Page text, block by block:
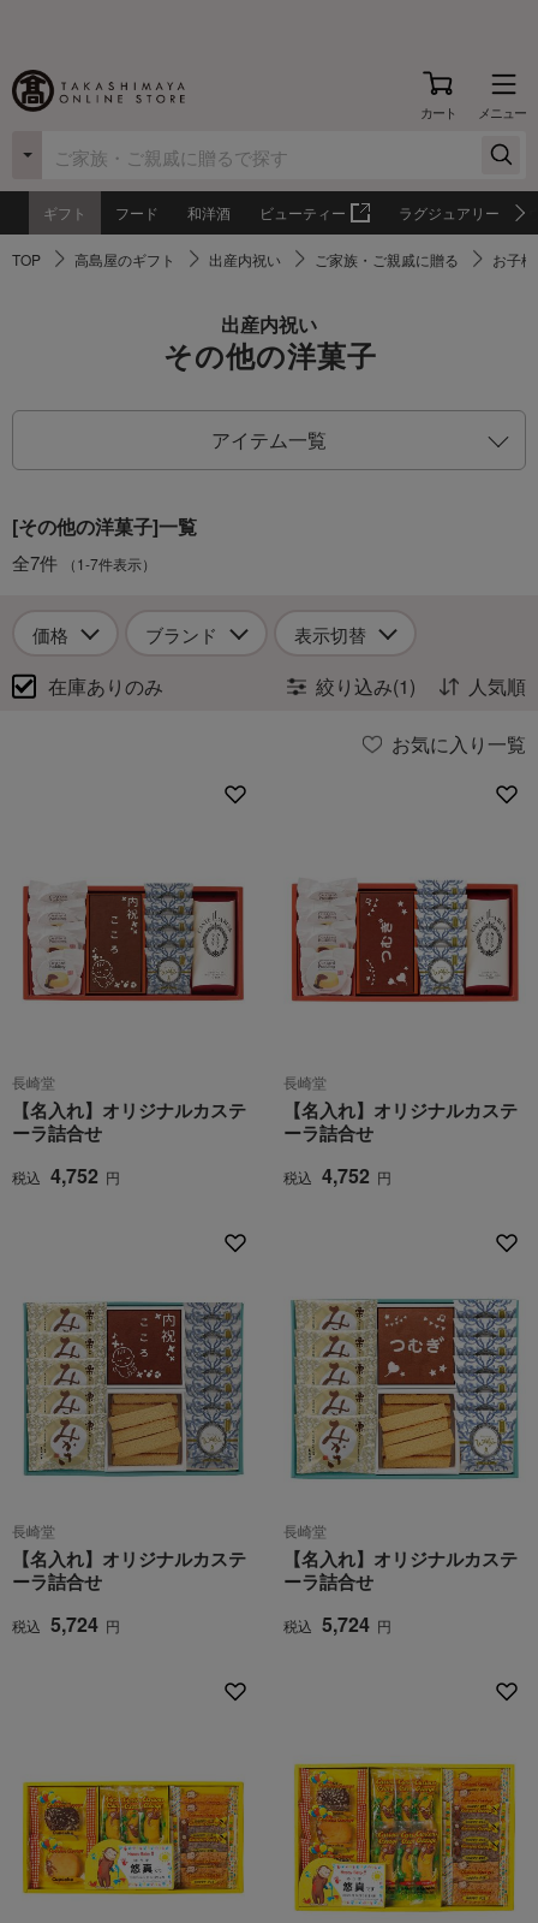
カート メニュー
ギフト フード 和洋酒 ビューティー ラグジュアリー
TOP 高島屋のギフト 出産内祝い ご家族・ご親戚に贈る お子
出産内祝い
その他の洋菓子
アイテム一覧
[その他の洋菓子]一覧
全7件 （1-7件表示）
価格 ブランド 表示切替
在庫ありのみ 絞り込み(1) 人気順
お気に入り一覧
長崎堂
【名入れ】オリジナルカステ
ーラ詰合せ
税込 4,752 円
長崎堂
【名入れ】オリジナルカステ
ーラ詰合せ
税込 4,752 円
長崎堂
【名入れ】オリジナルカステ
ーラ詰合せ
税込 5,724 円
長崎堂
【名入れ】オリジナルカステ
ーラ詰合せ
税込 5,724 円